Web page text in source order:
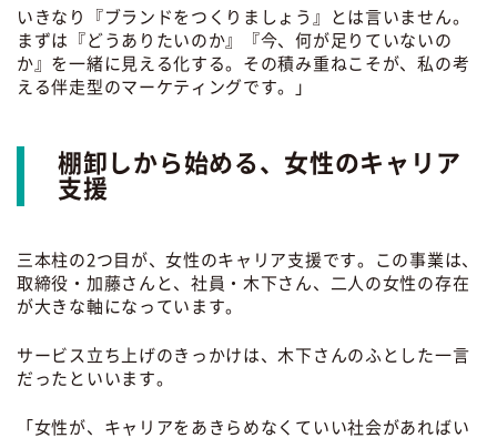
いきなり『ブランドをつくりましょう』とは言いません。
まずは『どうありたいのか』『今、何が足りていないの
か』を一緒に見える化する。その積み重ねこそが、私の考
える伴走型のマーケティングです。」
棚卸しから始める、女性のキャリア
支援
三本柱の2つ目が、女性のキャリア支援です。この事業は、
取締役・加藤さんと、社員・木下さん、二人の女性の存在
が大きな軸になっています。
サービス立ち上げのきっかけは、木下さんのふとした一言
だったといいます。
「女性が、キャリアをあきらめなくていい社会があればい